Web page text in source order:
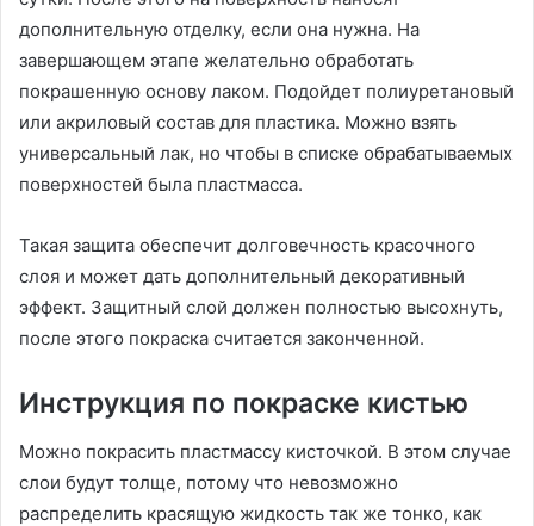
дополнительную отделку, если она нужна. На
завершающем этапе желательно обработать
покрашенную основу лаком. Подойдет полиуретановый
или акриловый состав для пластика. Можно взять
универсальный лак, но чтобы в списке обрабатываемых
поверхностей была пластмасса.
Такая защита обеспечит долговечность красочного
слоя и может дать дополнительный декоративный
эффект. Защитный слой должен полностью высохнуть,
после этого покраска считается законченной.
Инструкция по покраске кистью
Можно покрасить пластмассу кисточкой. В этом случае
слои будут толще, потому что невозможно
распределить красящую жидкость так же тонко, как